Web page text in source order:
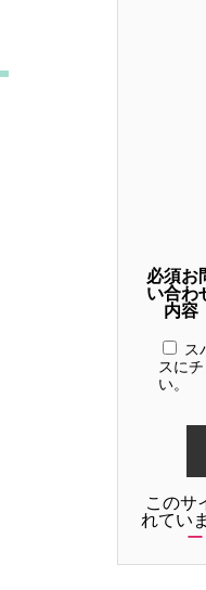
必須お
い合わ
内容
ス
スに
い。
このサ
れてい
ー